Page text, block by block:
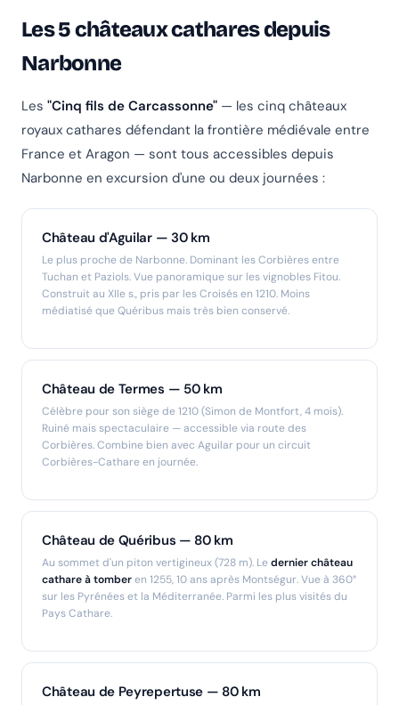
Les 5 châteaux cathares depuis
Narbonne
Les "Cinq fils de Carcassonne" — les cinq châteaux
royaux cathares défendant la frontière médiévale entre
France et Aragon — sont tous accessibles depuis
Narbonne en excursion d'une ou deux journées :
Château d'Aguilar — 30 km
Le plus proche de Narbonne. Dominant les Corbières entre
Tuchan et Paziols. Vue panoramique sur les vignobles Fitou.
Construit au XIIe s., pris par les Croisés en 1210. Moins
médiatisé que Quéribus mais très bien conservé.
Château de Termes — 50 km
Célèbre pour son siège de 1210 (Simon de Montfort, 4 mois).
Ruiné mais spectaculaire — accessible via route des
Corbières. Combine bien avec Aguilar pour un circuit
Corbières-Cathare en journée.
Château de Quéribus — 80 km
Au sommet d'un piton vertigineux (728 m). Ledernier château
cathare à tomberen 1255, 10 ans après Montségur. Vue à 360°
sur les Pyrénées et la Méditerranée. Parmi les plus visités du
Pays Cathare.
Château de Peyrepertuse — 80 km